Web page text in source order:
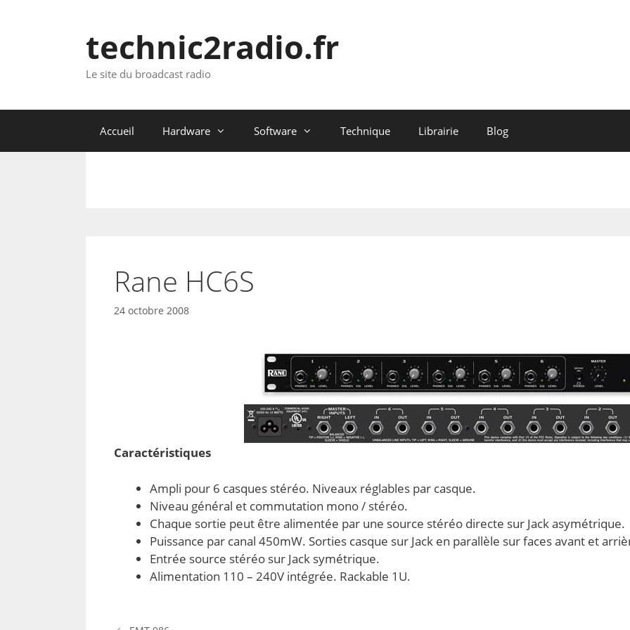
technic2radio.fr
Le site du broadcast radio
Accueil Hardware Software Technique Librairie Blog
Rane HC6S
24 octobre 2008
Caractéristiques
Ampli pour 6 casques stéréo. Niveaux réglables par casque.
Niveau général et commutation mono / stéréo.
Chaque sortie peut être alimentée par une source stéréo directe sur Jack asymétrique.
Puissance par canal 450mW. Sorties casque sur Jack en parallèle sur faces avant et
Entrée source stéréo sur Jack symétrique.
Alimentation 110 – 240V intégrée. Rackable 1U.